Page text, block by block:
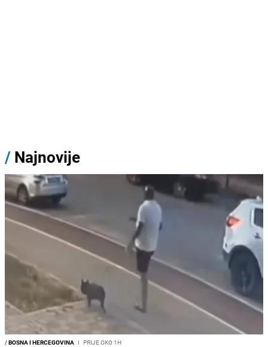
/ Najnovije
/BOSNA I HERCEGOVINA I PRIJE OKO 1H